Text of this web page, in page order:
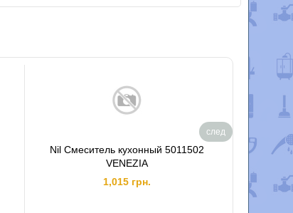
Nil Смеситель кухонный 5011502
VENEZIA
1,015 грн.
след